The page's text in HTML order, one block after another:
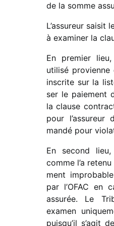
de la somme
L’assureur saisit
à exami­ner la
En premier
utilisé provienne
inscrite sur la
ser le paie­ment
la clause
pour l’assureur
mandé pour
En second
comme l’a retenu
ment
par l’OFAC en
assu­rée. Le
examen
puisqu’il s’agit